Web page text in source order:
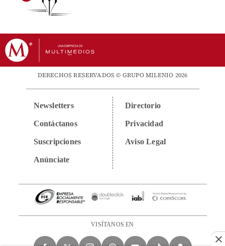
DERECHOS RESERVADOS © GRUPO MILENIO 2026
Newsletters
Contáctanos
Suscripciones
Anúnciate
Directorio
Privacidad
Aviso Legal
VISÍTANOS EN